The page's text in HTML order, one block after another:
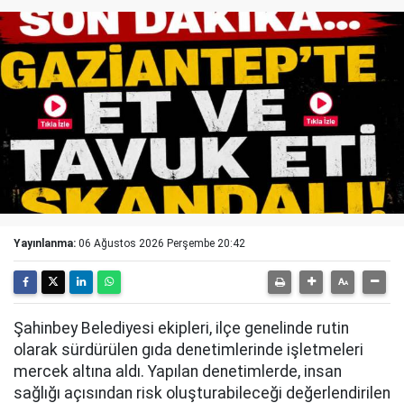
Yayınlanma: 06 Ağustos 2026 Perşembe 20:42
Şahinbey Belediyesi ekipleri, ilçe genelinde rutin
olarak sürdürülen gıda denetimlerinde işletmeleri
mercek altına aldı. Yapılan denetimlerde, insan
sağlığı açısından risk oluşturabileceği değerlendirilen